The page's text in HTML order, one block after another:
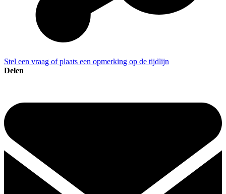
Stel een vraag of plaats een opmerking op de tijdlijn
Delen